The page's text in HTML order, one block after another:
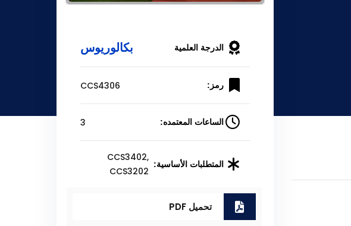
الدرجة العلمية بكالوريوس
رمز: CCS4306
الساعات المعتمده: 3
المتطلبات الأساسية:
CCS3402,
CCS3202
تحميل PDF